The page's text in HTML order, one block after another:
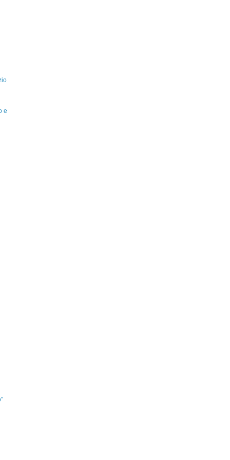
e